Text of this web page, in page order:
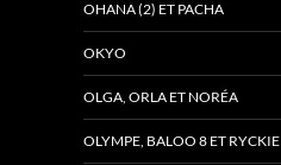
OHANA (2) ET PACHA
OKYO
OLGA, ORLA ET NORÉA
OLYMPE, BALOO 8 ET RYCKIE